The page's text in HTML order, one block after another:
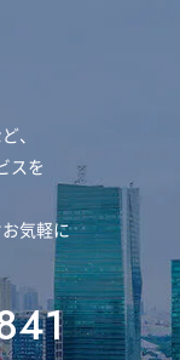
、
スを
気軽に